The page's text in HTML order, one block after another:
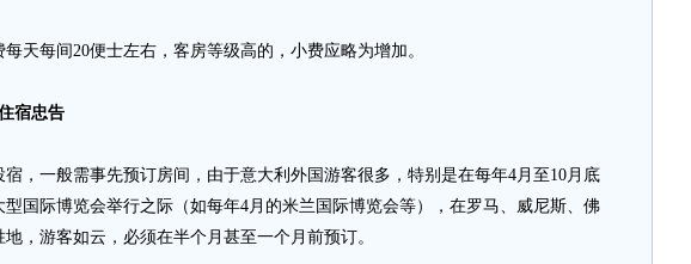
每间20便士左右，客房等级高的，小费应略为增加。
宿忠告
一般需事先预订房间，由于意大利外国游客很多，特别是在每年4月至10月底
型国际博览会举行之际（如每年4月的米兰国际博览会等），在罗马、威尼斯、佛
，游客如云，必须在半个月甚至一个月前预订。